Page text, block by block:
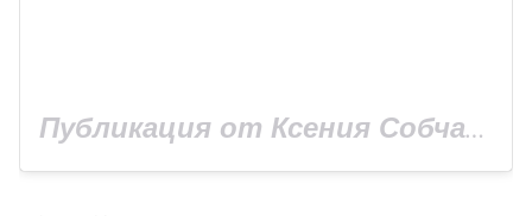
Публикация от Ксения Собчак (@xenia_sobchak)